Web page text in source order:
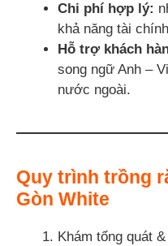
Chi phí hợp lý:
khả năng tài
Hỗ trợ khách
song ngữ Anh –
nước ngoài.
Quy trình trồng
Gòn White
Khám tổng quát